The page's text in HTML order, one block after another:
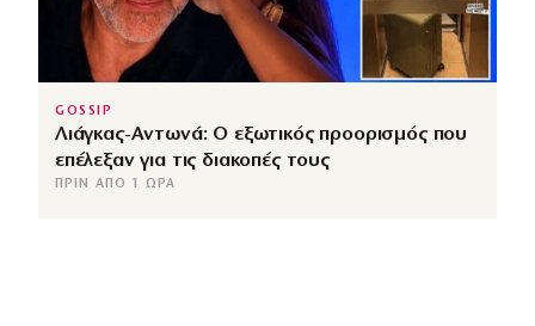
GOSSIP
Λιάγκας-Αντωνά: Ο εξωτικός προορισμός που
επέλεξαν για τις διακοπές τους
ΠΡΙΝ ΑΠΌ 1 ΏΡΑ